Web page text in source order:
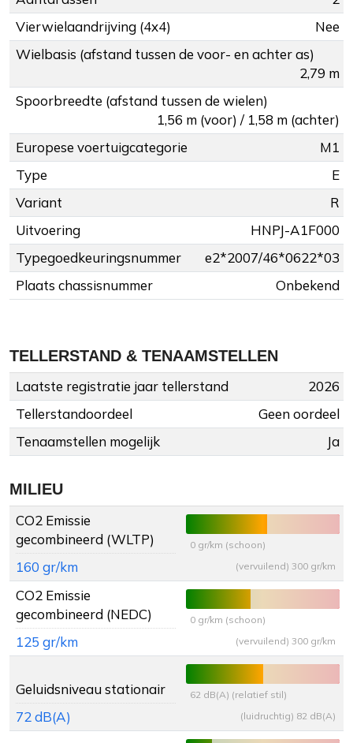
Vierwielaandrijving (4x4)
Nee
Wielbasis (afstand tussen de voor- en achter as)
2,79 m
Spoorbreedte (afstand tussen de wielen)
1,56 m (voor) / 1,58 m (achter)
Europese voertuigcategorie
M1
Type
E
Variant
R
Uitvoering
HNPJ-A1F000
Typegoedkeuringsnummer
e2*2007/46*0622*03
Plaats chassisnummer
Onbekend
TELLERSTAND & TENAAMSTELLEN
Laatste registratie jaar tellerstand
2026
Tellerstandoordeel
Geen oordeel
Tenaamstellen mogelijk
Ja
MILIEU
CO2 Emissie
gecombineerd (WLTP)
160 gr/km
0 gr/km (schoon)
(vervuilend) 300 gr/km
CO2 Emissie
gecombineerd (NEDC)
125 gr/km
0 gr/km (schoon)
(vervuilend) 300 gr/km
Geluidsniveau stationair
72 dB(A)
62 dB(A) (relatief stil)
(luidruchtig) 82 dB(A)